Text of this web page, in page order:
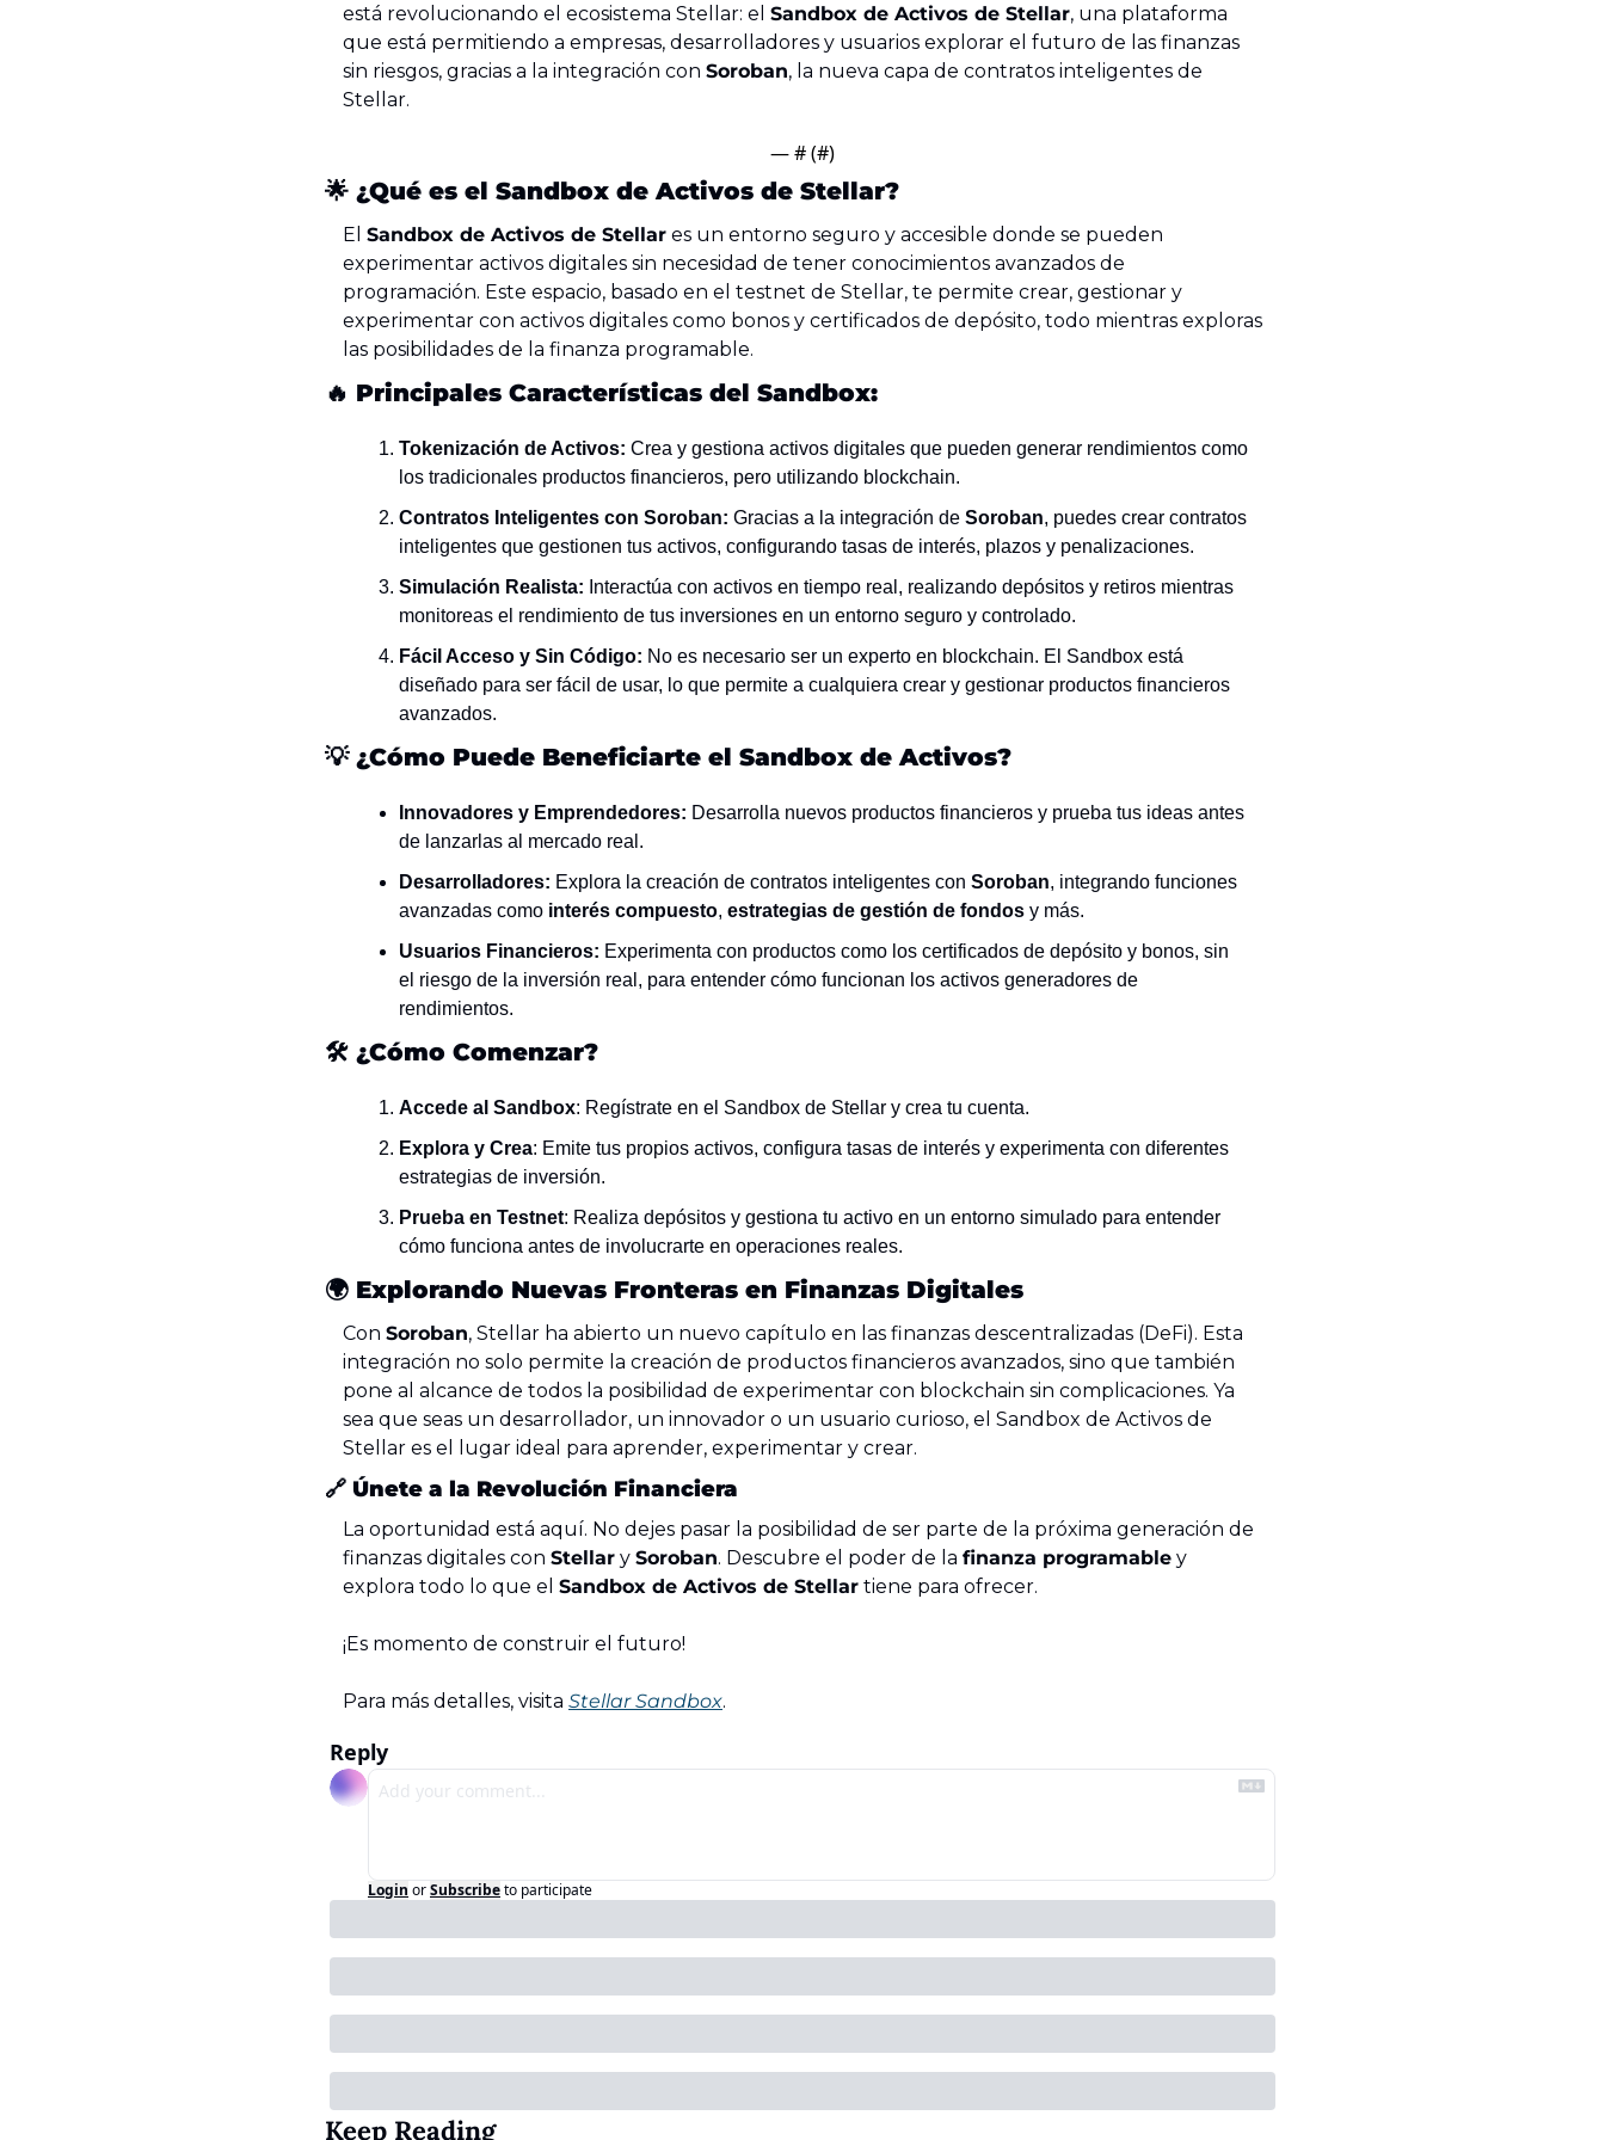
está revolucionando el ecosistema Stellar: el Sandbox de Activos de Stellar, una plataforma
que está permitiendo a empresas, desarrolladores y usuarios explorar el futuro de las finanzas
sin riesgos, gracias a la integración con Soroban, la nueva capa de contratos inteligentes de
Stellar.
— # (#)
🌟 ¿Qué es el Sandbox de Activos de Stellar?
El Sandbox de Activos de Stellar es un entorno seguro y accesible donde se pueden
experimentar activos digitales sin necesidad de tener conocimientos avanzados de
programación. Este espacio, basado en el testnet de Stellar, te permite crear, gestionar y
experimentar con activos digitales como bonos y certificados de depósito, todo mientras exploras
las posibilidades de la finanza programable.
🔥 Principales Características del Sandbox:
Tokenización de Activos: Crea y gestiona activos digitales que pueden generar rendimientos como
los tradicionales productos financieros, pero utilizando blockchain.
Contratos Inteligentes con Soroban: Gracias a la integración de Soroban, puedes crear contratos
inteligentes que gestionen tus activos, configurando tasas de interés, plazos y penalizaciones.
Simulación Realista: Interactúa con activos en tiempo real, realizando depósitos y retiros mientras
monitoreas el rendimiento de tus inversiones en un entorno seguro y controlado.
Fácil Acceso y Sin Código: No es necesario ser un experto en blockchain. El Sandbox está
diseñado para ser fácil de usar, lo que permite a cualquiera crear y gestionar productos financieros
avanzados.
💡 ¿Cómo Puede Beneficiarte el Sandbox de Activos?
Innovadores y Emprendedores: Desarrolla nuevos productos financieros y prueba tus ideas antes
de lanzarlas al mercado real.
Desarrolladores: Explora la creación de contratos inteligentes con Soroban, integrando funciones
avanzadas como interés compuesto, estrategias de gestión de fondos y más.
Usuarios Financieros: Experimenta con productos como los certificados de depósito y bonos, sin
el riesgo de la inversión real, para entender cómo funcionan los activos generadores de
rendimientos.
🛠 ¿Cómo Comenzar?
Accede al Sandbox: Regístrate en el Sandbox de Stellar y crea tu cuenta.
Explora y Crea: Emite tus propios activos, configura tasas de interés y experimenta con diferentes
estrategias de inversión.
Prueba en Testnet: Realiza depósitos y gestiona tu activo en un entorno simulado para entender
cómo funciona antes de involucrarte en operaciones reales.
🌍 Explorando Nuevas Fronteras en Finanzas Digitales
Con Soroban, Stellar ha abierto un nuevo capítulo en las finanzas descentralizadas (DeFi). Esta
integración no solo permite la creación de productos financieros avanzados, sino que también
pone al alcance de todos la posibilidad de experimentar con blockchain sin complicaciones. Ya
sea que seas un desarrollador, un innovador o un usuario curioso, el Sandbox de Activos de
Stellar es el lugar ideal para aprender, experimentar y crear.
🔗 Únete a la Revolución Financiera
La oportunidad está aquí. No dejes pasar la posibilidad de ser parte de la próxima generación de
finanzas digitales con Stellar y Soroban. Descubre el poder de la finanza programable y
explora todo lo que el Sandbox de Activos de Stellar tiene para ofrecer.
¡Es momento de construir el futuro!
Para más detalles, visita Stellar Sandbox.
Reply
Login orSubscribeto participate
Keep Reading